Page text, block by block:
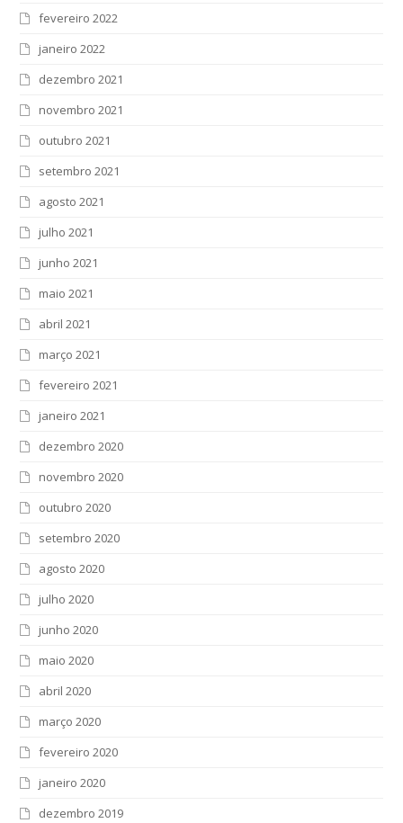
fevereiro 2022
janeiro 2022
dezembro 2021
novembro 2021
outubro 2021
setembro 2021
agosto 2021
julho 2021
junho 2021
maio 2021
abril 2021
março 2021
fevereiro 2021
janeiro 2021
dezembro 2020
novembro 2020
outubro 2020
setembro 2020
agosto 2020
julho 2020
junho 2020
maio 2020
abril 2020
março 2020
fevereiro 2020
janeiro 2020
dezembro 2019